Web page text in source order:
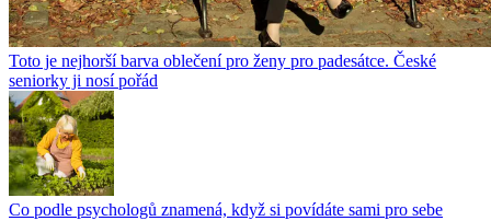
Toto je nejhorší barva oblečení pro ženy pro padesátce. České
seniorky ji nosí pořád
Co podle psychologů znamená, když si povídáte sami pro sebe